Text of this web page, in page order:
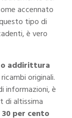
accennato
tipo di
è vero
o addirittura
originali.
informazioni, è
di altissima
per cento